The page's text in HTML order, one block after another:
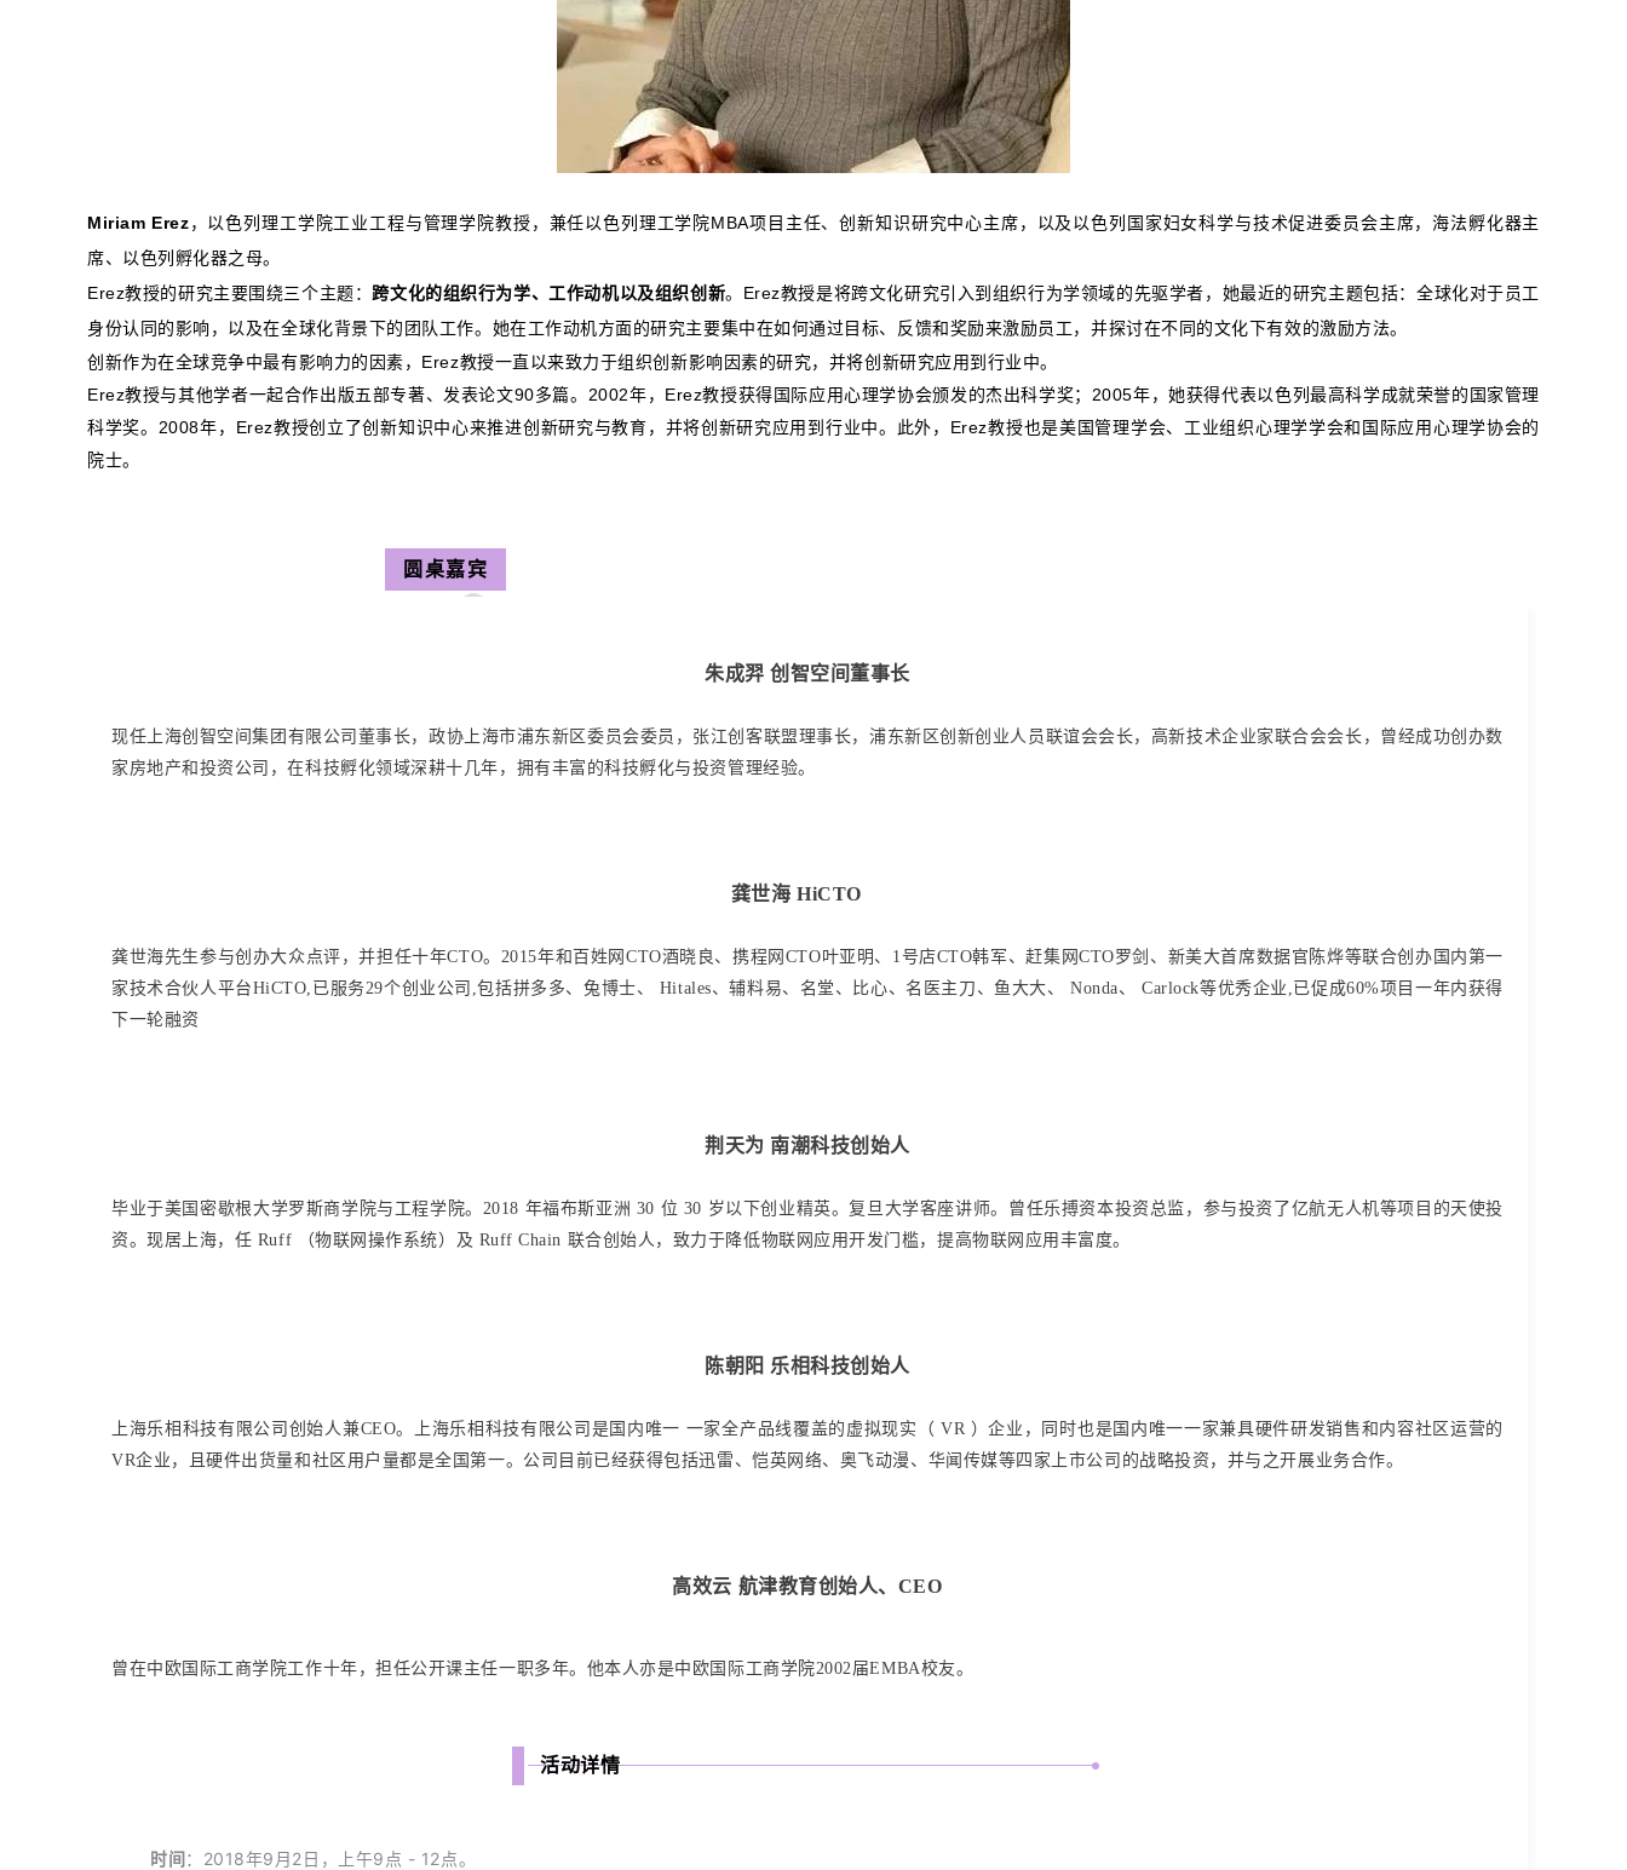
Miriam Erez，以色列理工学院工业工程与管理学院教授，兼任以色列理工学院MBA项目主任、创新知识研究中心主席，以及以色列国家妇女科学与技术促进委员会主席，海法孵化器主
席、以色列孵化器之母。
Erez教授的研究主要围绕三个主题： 跨文化的组织行为学、工作动机以及组织创新。Erez教授是将跨文化研究引入到组织行为学领域的先驱学者，她最近的研究主题包括：全球化对于员工
身份认同的影响，以及在全球化背景下的团队工作。她在工作动机方面的研究主要集中在如何通过目标、反馈和奖励来激励员工，并探讨在不同的文化下有效的激励方法。
创新作为在全球竞争中最有影响力的因素，Erez教授一直以来致力于组织创新影响因素的研究，并将创新研究应用到行业中。
Erez教授与其他学者一起合作出版五部专著、发表论文90多篇。2002年，Erez教授获得国际应用心理学协会颁发的杰出科学奖；2005年，她获得代表以色列最高科学成就荣誉的国家管理
科学奖。2008年，Erez教授创立了创新知识中心来推进创新研究与教育，并将创新研究应用到行业中。此外，Erez教授也是美国管理学会、工业组织心理学学会和国际应用心理学协会的
院士。
圆桌嘉宾
朱成羿 创智空间董事长
现任上海创智空间集团有限公司董事长，政协上海市浦东新区委员会委员，张江创客联盟理事长，浦东新区创新创业人员联谊会会长，高新技术企业家联合会会长，曾经成功创办数
家房地产和投资公司，在科技孵化领域深耕十几年，拥有丰富的科技孵化与投资管理经验。
龚世海 HiCTO
龚世海先生参与创办大众点评，并担任十年CTO。2015年和百姓网CTO酒晓良、携程网CTO叶亚明、1号店CTO韩军、赶集网CTO罗剑、新美大首席数据官陈烨等联合创办国内第一
家技术合伙人平台HiCTO,已服务29个创业公司,包括拼多多、兔博士、 Hitales、辅料易、名堂、比心、名医主刀、鱼大大、 Nonda、 Carlock等优秀企业,已促成60%项目一年内获得
下一轮融资
荆天为 南潮科技创始人
毕业于美国密歇根大学罗斯商学院与工程学院。2018 年福布斯亚洲 30 位 30 岁以下创业精英。复旦大学客座讲师。曾任乐搏资本投资总监，参与投资了亿航无人机等项目的天使投
资。现居上海，任 Ruff （物联网操作系统）及 Ruff Chain 联合创始人，致力于降低物联网应用开发门槛，提高物联网应用丰富度。
陈朝阳 乐相科技创始人
上海乐相科技有限公司创始人兼CEO。上海乐相科技有限公司是国内唯一 一家全产品线覆盖的虚拟现实（ VR ）企业，同时也是国内唯一一家兼具硬件研发销售和内容社区运营的
VR企业，且硬件出货量和社区用户量都是全国第一。公司目前已经获得包括迅雷、恺英网络、奥飞动漫、华闻传媒等四家上市公司的战略投资，并与之开展业务合作。
高效云 航津教育创始人、CEO
曾在中欧国际工商学院工作十年，担任公开课主任一职多年。他本人亦是中欧国际工商学院2002届EMBA校友。
活动详情
时间：2018年9月2日，上午9点 - 12点。